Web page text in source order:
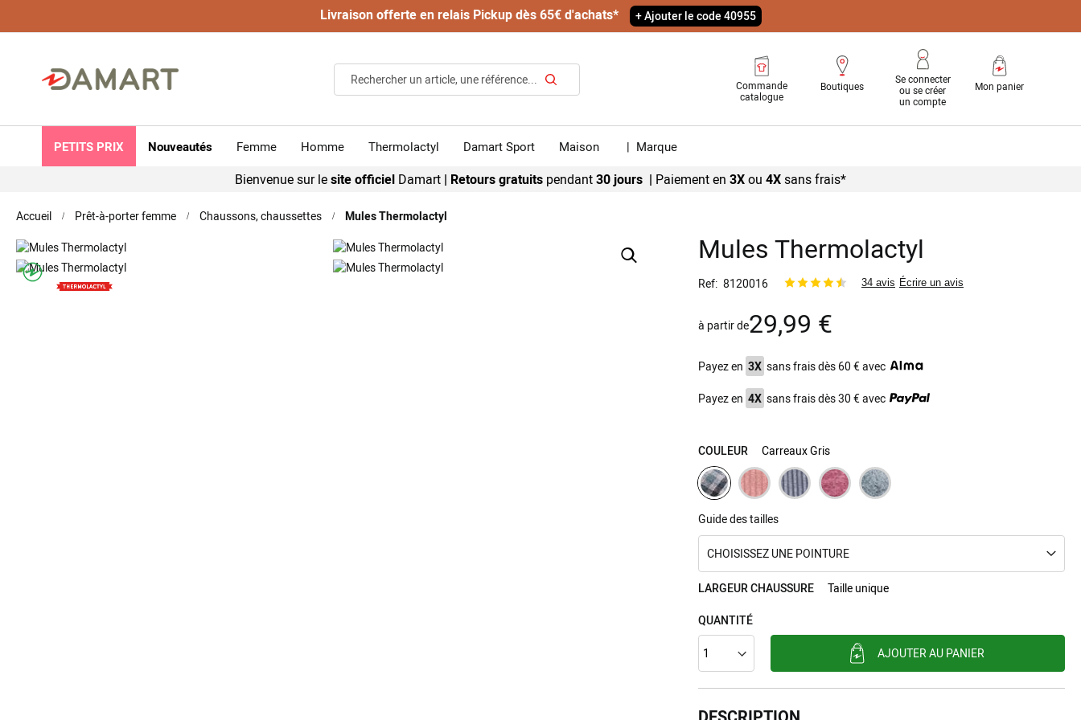
Livraison offerte en relais Pickup dès 65€ d'achats* + Ajouter le code 40955
Rechercher
Commande
catalogue
Boutiques
Se connecter
ou se créer
un compte
Mon panier
PETITS PRIX Nouveautés Femme Homme Thermolactyl Damart Sport Maison | Marque
Bienvenue sur lesite officiel Damart | Retours gratuits pendant30 jours | Paiement en 3Xou 4Xsansfrais*
Accueil Prêt-à-porter femme Chaussons, chaussettes Mules Thermolactyl
Skip
to
the
Skip
Mules Thermolactyl
Ref 8120016 34 avis Écrire un avis
à partir de29,99 €
Payez en 3X sans frais dès 60 € avec
Payez en 4X sans frais dès 30 € avec
COULEUR Carreaux Gris
Guide des tailles
CHOISISSEZ UNE POINTURE
LARGEUR CHAUSSURE Taille unique
QUANTITÉ
AJOUTER AU PANIER